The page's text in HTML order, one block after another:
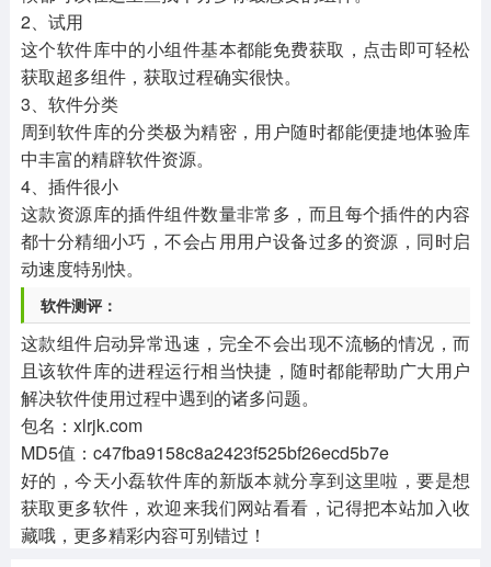
2、试用
这个软件库中的小组件基本都能免费获取，点击即可轻松
获取超多组件，获取过程确实很快。
3、软件分类
周到软件库的分类极为精密，用户随时都能便捷地体验库
中丰富的精辟软件资源。
4、插件很小
这款资源库的插件组件数量非常多，而且每个插件的内容
都十分精细小巧，不会占用用户设备过多的资源，同时启
动速度特别快。
软件测评：
这款组件启动异常迅速，完全不会出现不流畅的情况，而
且该软件库的进程运行相当快捷，随时都能帮助广大用户
解决软件使用过程中遇到的诸多问题。
包名：xlrjk.com
MD5值：c47fba9158c8a2423f525bf26ecd5b7e
好的，今天小磊软件库的新版本就分享到这里啦，要是想
获取更多软件，欢迎来我们网站看看，记得把本站加入收
藏哦，更多精彩内容可别错过！